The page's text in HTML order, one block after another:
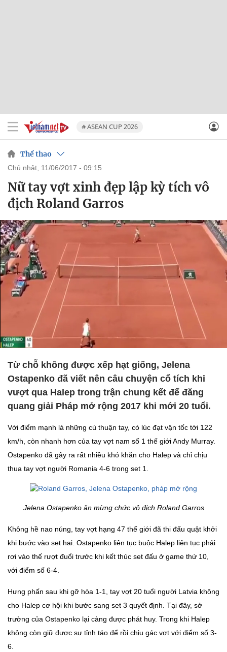
# ASEAN CUP 2026
Thể thao
chủ nhật, 11/06/2017 - 09:15
Nữ tay vợt xinh đẹp lập kỳ tích vô
địch Roland Garros
Từ chỗ không được xếp hạt giống, Jelena
Ostapenko đã viết nên câu chuyện cổ tích khi
vượt qua Halep trong trận chung kết để đăng
quang giải Pháp mở rộng 2017 khi mới 20 tuổi.
Với điểm mạnh là những cú thuận tay, có lúc đạt vận tốc tới 122
km/h, còn nhanh hơn của tay vợt nam số 1 thế giới Andy Murray.
Ostapenko đã gây ra rất nhiều khó khăn cho Halep và chỉ chịu
thua tay vợt người Romania 4-6 trong set 1.
Jelena Ostapenko ăn mừng chức vô địch Roland Garros
Không hề nao núng, tay vợt hạng 47 thế giới đã thi đấu quật khởi
khi bước vào set hai. Ostapenko liên tục buộc Halep liên tục phải
rơi vào thế rượt đuổi trước khi kết thúc set đấu ở game thứ 10,
với điểm số 6-4.
Hưng phấn sau khi gỡ hòa 1-1, tay vợt 20 tuổi người Latvia không
cho Halep cơ hội khi bước sang set 3 quyết định. Tại đây, sở
trường của Ostapenko lại càng được phát huy. Trong khi Halep
không còn giữ được sự tỉnh táo để rồi chịu gác vợt với điểm số 3-
6.